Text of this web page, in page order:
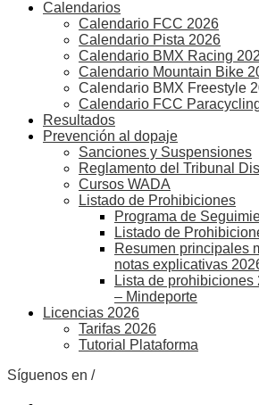
Calendarios
Calendario FCC 2026
Calendario Pista 2026
Calendario BMX Racing
Calendario Mountain Bike
Calendario BMX Freestyle
Calendario FCC
Resultados
Prevención al dopaje
Sanciones y Suspensiones
Reglamento del Tribunal
Cursos WADA
Listado de Prohibiciones
Programa de
Listado de
Resumen principales
notas explicativas
Lista de
– Mindeporte
Licencias 2026
Tarifas 2026
Tutorial Plataforma
Síguenos en /